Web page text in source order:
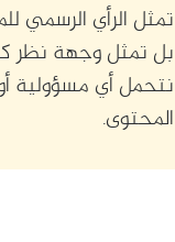
تمثل الرأي الرسمي
بل تمثل وجهة نظر
نتحمل أي مسؤولية
المحتوى.